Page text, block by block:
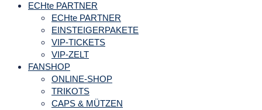
ECHte PARTNER
ECHte PARTNER
EINSTEIGERPAKETE
VIP-TICKETS
VIP-ZELT
FANSHOP
ONLINE-SHOP
TRIKOTS
CAPS & MÜTZEN